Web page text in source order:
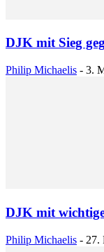
DJK mit Sieg
Philip Michaelis - 3.
DJK mit
Philip Michaelis - 27.